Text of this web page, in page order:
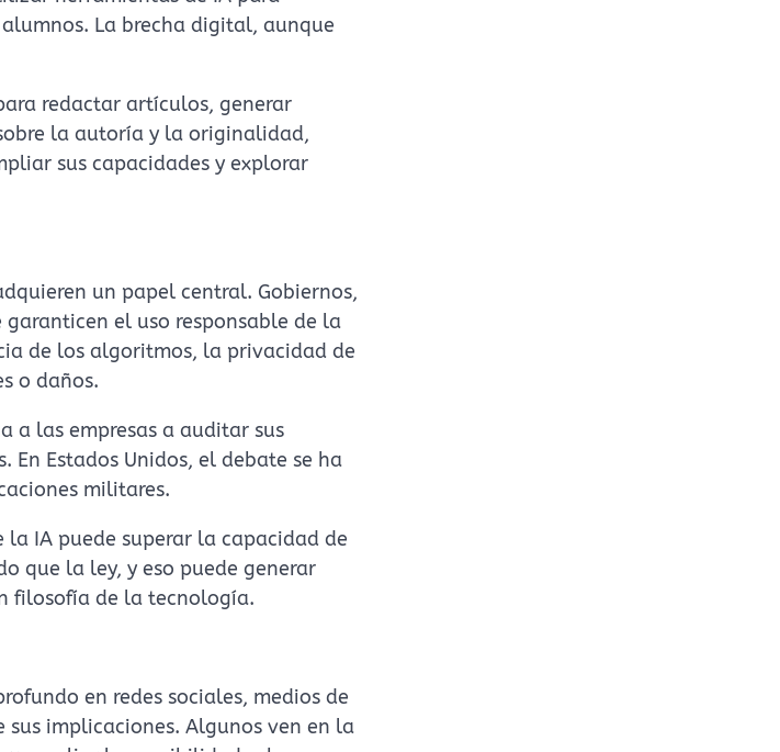
La brecha digital, aunque
redactar artículos, generar
la autoría y la originalidad,
sus capacidades y explorar
un papel central. Gobiernos,
el uso responsable de la
de los algoritmos, la privacidad de
o daños.
a las empresas a auditar sus
En Estados Unidos, el debate se ha
militares.
IA puede superar la capacidad de
que la ley, y eso puede generar
filosofía de la tecnología.
en redes sociales, medios de
sus implicaciones. Algunos ven en la